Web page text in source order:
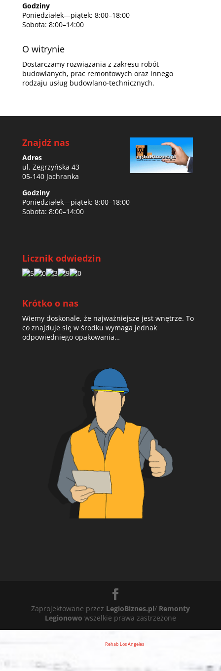
Godziny
Poniedziałek—piątek: 8:00–18:00
Sobota: 8:00–14:00
O witrynie
Dostarczamy rozwiązania z zakresu robót
budowlanych, prac remontowych oraz innego
rodzaju usług budowlano-technicznych.
Znajdź nas
Adres
ul. Zegrzyńska 43
05-140 Jachranka
Godziny
Poniedziałek—piątek: 8:00–18:00
Sobota: 8:00–14:00
Licznik odwiedzin
Krótko o nas
Wiemy doskonale, że najważniejsze jest wnętrze. To
co znajduje się w środku wymaga jednak
odpowiedniego opakowania…
Zaprojektowane przez LegioBiznes.pl/ Remonty
Legionowo wszelkie prawa zastrzeżone
Rehab Los Angeles